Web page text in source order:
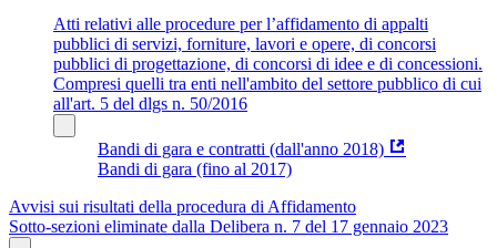
Atti relativi alle procedure per l’affidamento di appalti
pubblici di servizi, forniture, lavori e opere, di concorsi
pubblici di progettazione, di concorsi di idee e di concessioni.
Compresi quelli tra enti nell'ambito del settore pubblico di cui
all'art. 5 del dlgs n. 50/2016
Bandi di gara e contratti (dall'anno 2018)
Bandi di gara (fino al 2017)
Avvisi sui risultati della procedura di Affidamento
Sotto-sezioni eliminate dalla Delibera n. 7 del 17 gennaio 2023